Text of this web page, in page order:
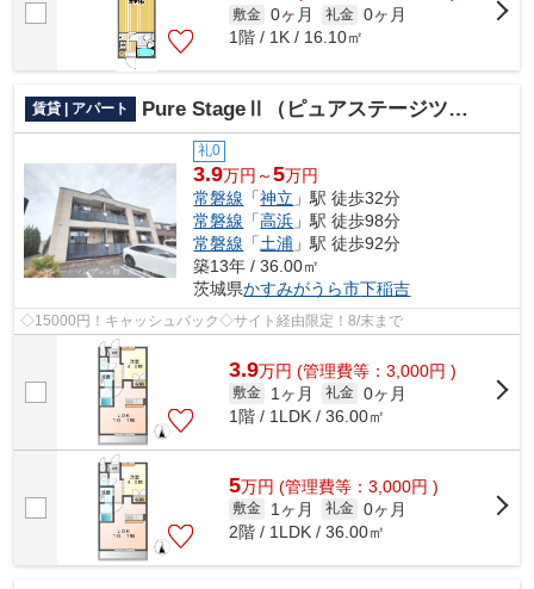
敷金 0ヶ月 礼金 0ヶ月
1階 / 1K / 16.10㎡
賃貸 | アパート Pure StageⅡ（ピュアステージツー）
礼0
3.9万円～5万円
常磐線 「神立 」駅 徒歩32分
常磐線 「高浜 」駅 徒歩98分
常磐線 「土浦 」駅 徒歩92分
築13年 / 36.00㎡
茨城県かすみがうら市下稲吉
◇15000円！キャッシュバック◇サイト経由限定！8/末まで
3.9万円 (管理費等：3,000円 )
敷金 1ヶ月 礼金 0ヶ月
1階 / 1LDK / 36.00㎡
5万円 (管理費等：3,000円 )
敷金 1ヶ月 礼金 0ヶ月
2階 / 1LDK / 36.00㎡